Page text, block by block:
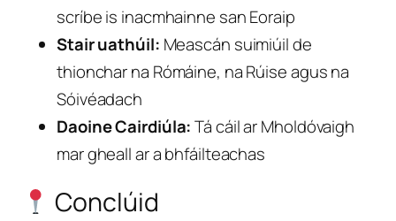
scríbe is inacmhainne san Eoraip
Stair uathúil: Meascán suimiúil de
thionchar na Rómáine, na Rúise agus na
Sóivéadach
Daoine Cairdiúla:Tá cáil ar Mholdóvaigh
mar gheall ar a bhfáilteachas
Conclúid